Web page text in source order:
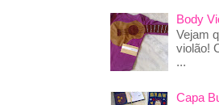
Body
Vejam
violão!
...
Capa